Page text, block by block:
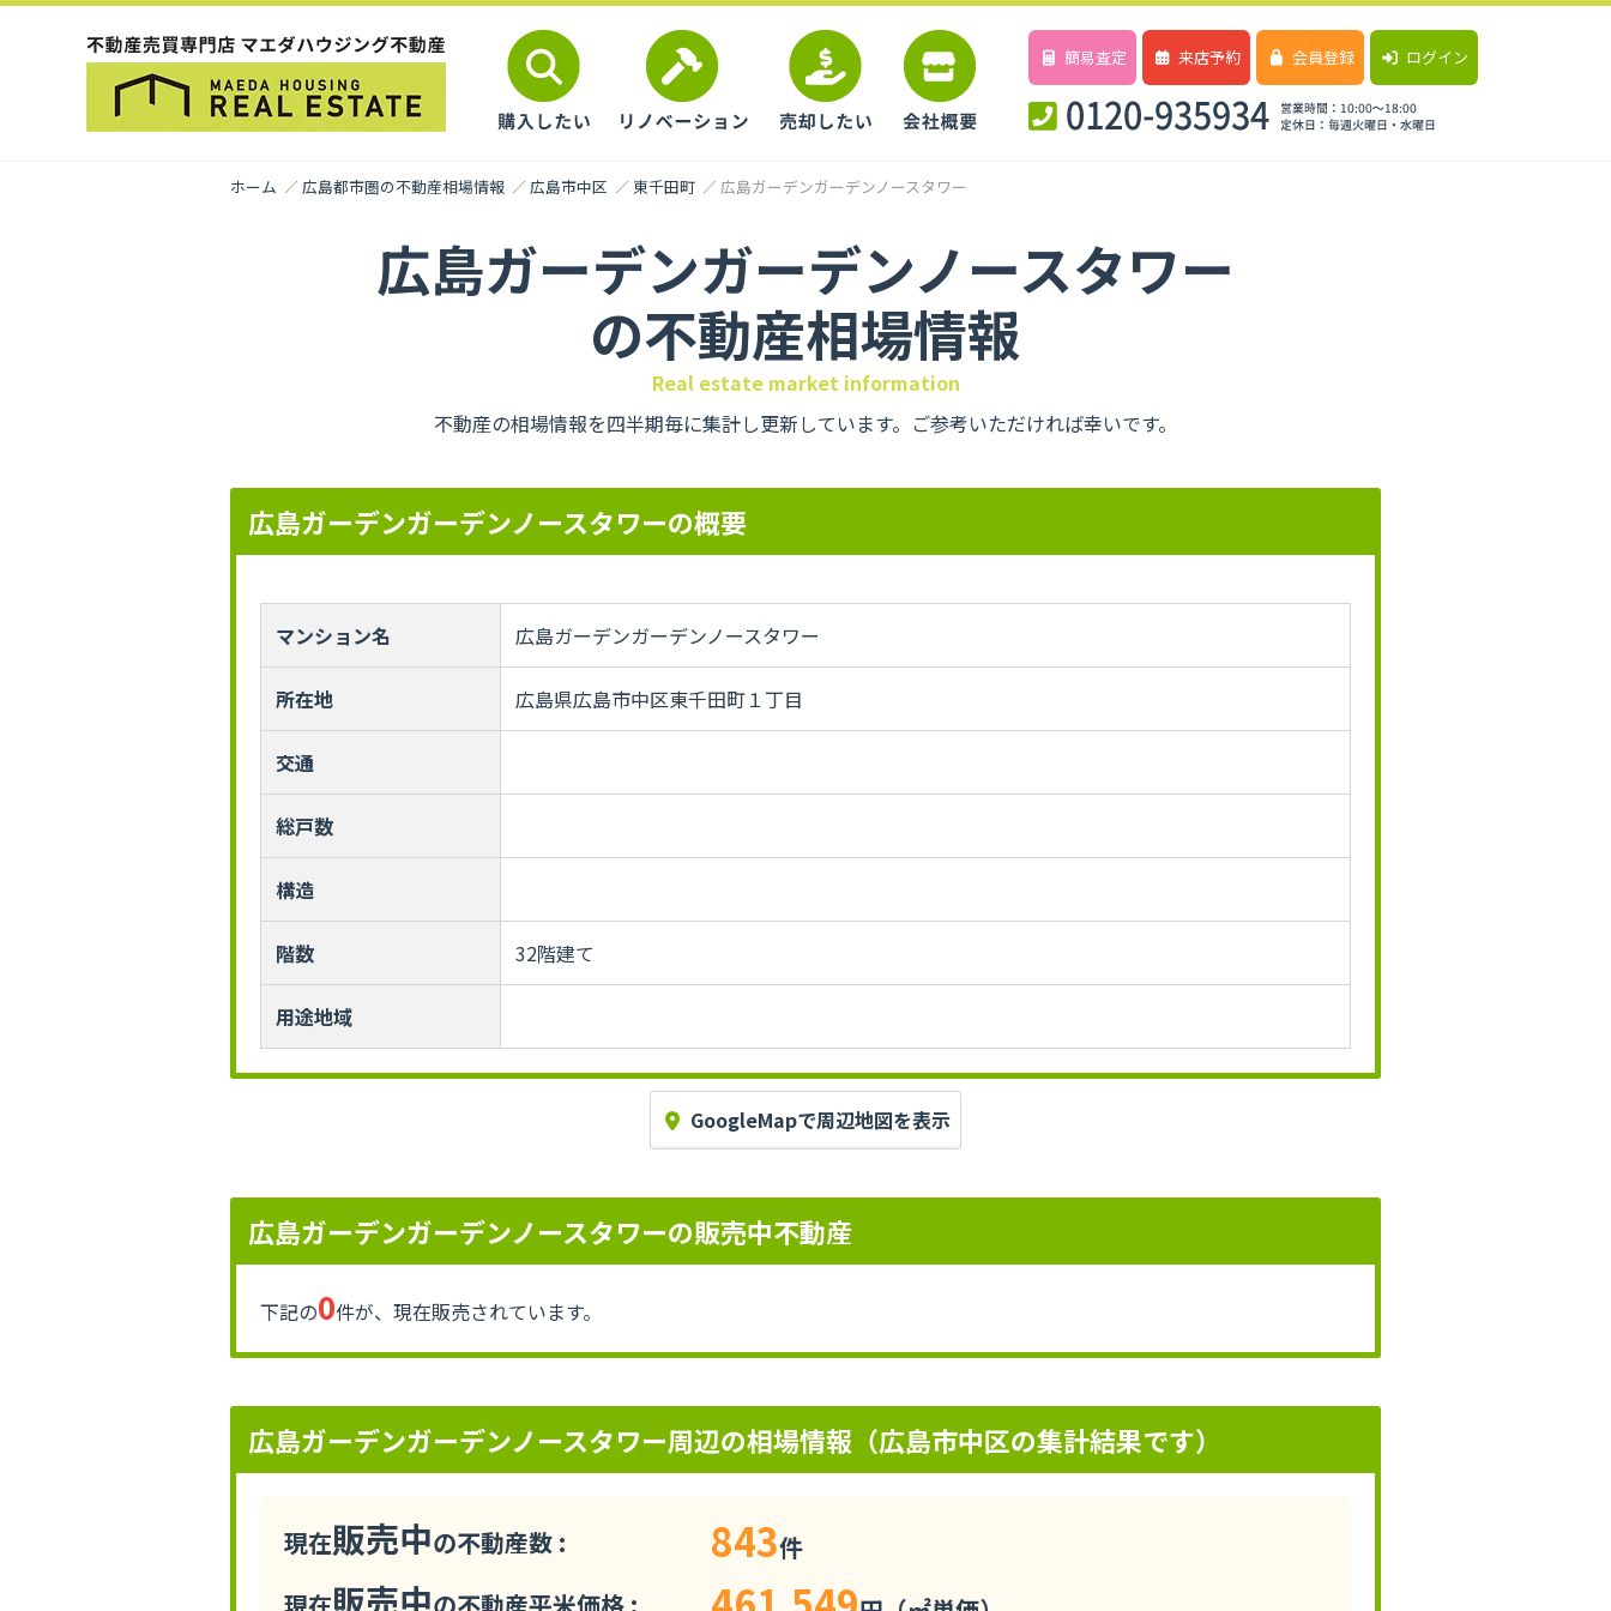
簡易査定 来店予約 会員登録 ログイン
ホーム 広島都市圏の不動産相場情報 広島市中区 東千田町 広島ガーデンガーデンノースタワー
広島ガーデンガーデンノースタワー
の不動産相場情報
Real estate market information
不動産の相場情報を四半期毎に集計し更新しています。ご参考いただければ幸いです。
広島ガーデンガーデンノースタワーの概要
マンション名 広島ガーデンガーデンノースタワー
所在地 広島県広島市中区東千田町１丁目
交通
総戸数
構造
階数 32階建て
用途地域
GoogleMapで周辺地図を表示
広島ガーデンガーデンノースタワーの販売中不動産
下記の0件が、現在販売されています。
広島ガーデンガーデンノースタワー周辺の相場情報（広島市中区の集計結果です）
現在販売中の不動産数 : 843件
販売中